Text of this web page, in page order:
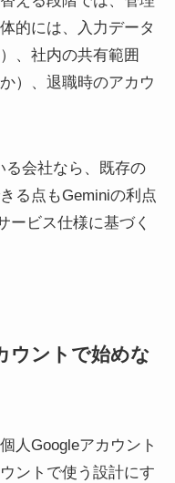
的には、入力データ
、社内の共有範囲
）、退職時のアカウ
る会社なら、既存の
る点もGeminiの利点
ービス仕様に基づく
ウントで始めな
人Googleアカウント
ントで使う設計にす